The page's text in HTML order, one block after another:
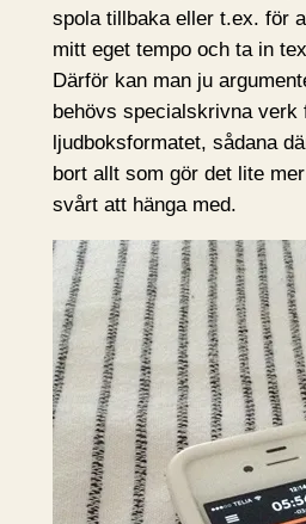
spola tillbaka eller t.ex. för
mitt eget tempo och ta in
Därför kan man ju
behövs specialskrivna verk
ljudboksformatet, sådana
bort allt som gör det lite
svårt att hänga med.